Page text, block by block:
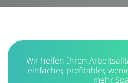
Wir helfen Ihren
einfacher, profitabler,
mehr